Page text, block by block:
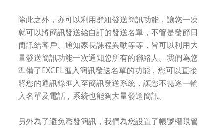
除此之外，亦可以利用群組發送簡訊功能，讓您一次
就可以將簡訊發送給自訂的發送名單，不管是發節日
簡訊給客戶、通知家長課程異動等等，皆可以利用大
量發送簡訊功能一次通知您所有的聯絡人。我們為您
準備了EXCEL匯入簡訊發送名單的功能，您可以直接
將您的通訊錄匯入至簡訊發送系統，讓您不需逐一輸
入名單及電話，系統也能夠大量發送簡訊。
另外為了避免濫發簡訊，我們為您設置了帳號權限管